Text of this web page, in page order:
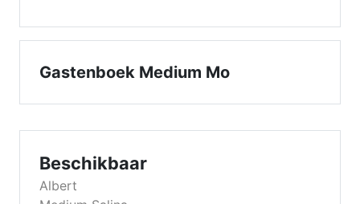
Gastenboek Medium Mo
Beschikbaar
Albert